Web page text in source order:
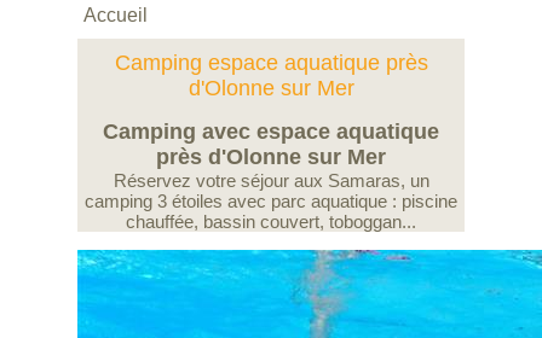
Accueil
Camping espace aquatique près
d'Olonne sur Mer
Camping avec espace aquatique
près d'Olonne sur Mer
Réservez votre séjour aux Samaras, un
camping 3 étoiles avec parc aquatique : piscine
chauffée, bassin couvert, toboggan...